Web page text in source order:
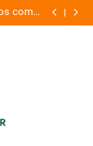
com a
Cobasi